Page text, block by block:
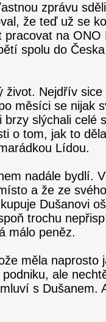
zprávu
že teď už se
na
spolu do
život. Nejdřív
měsíci se nijak
slýchali celé
o tom, jak to
Lídou.
nadále bydlí.
a že ze
Dušanovi
trochu
málo peněz.
měla naprosto
ale
s Dušanem.